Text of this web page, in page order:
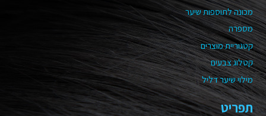
מכונה לתוספות שיער
מספרה
קטגוריית מוצרים
קטלוג צבעים
מילוי שיער דליל
תפריט